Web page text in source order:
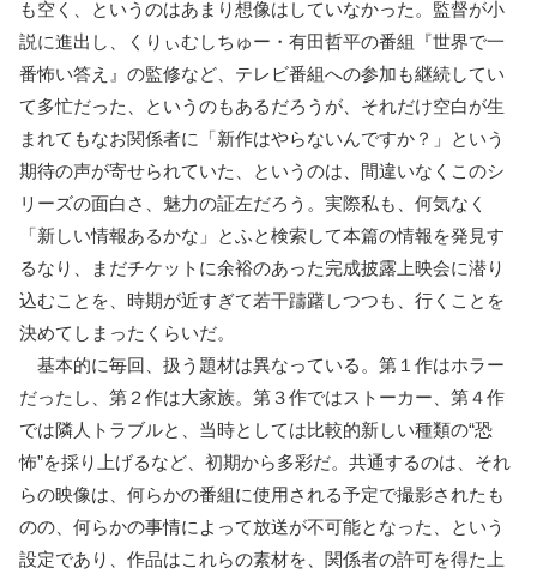
も空く、というのはあまり想像はしていなかった。監督が小
説に進出し、くりぃむしちゅー・有田哲平の番組『世界で一
番怖い答え』の監修など、テレビ番組への参加も継続してい
て多忙だった、というのもあるだろうが、それだけ空白が生
まれてもなお関係者に「新作はやらないんですか？」という
期待の声が寄せられていた、というのは、間違いなくこのシ
リーズの面白さ、魅力の証左だろう。実際私も、何気なく
「新しい情報あるかな」とふと検索して本篇の情報を発見す
るなり、まだチケットに余裕のあった完成披露上映会に潜り
込むことを、時期が近すぎて若干躊躇しつつも、行くことを
決めてしまったくらいだ。
基本的に毎回、扱う題材は異なっている。第１作はホラー
だったし、第２作は大家族。第３作ではストーカー、第４作
では隣人トラブルと、当時としては比較的新しい種類の“恐
怖”を採り上げるなど、初期から多彩だ。共通するのは、それ
らの映像は、何らかの番組に使用される予定で撮影されたも
のの、何らかの事情によって放送が不可能となった、という
設定であり、作品はこれらの素材を、関係者の許可を得た上